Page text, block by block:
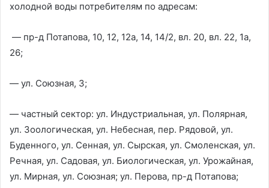
холодной воды потребителям по адресам:
— пр-д Потапова, 10, 12, 12а, 14, 14/2, вл. 20, вл. 22, 1а,
26;
— ул. Союзная, 3;
— частный сектор: ул. Индустриальная, ул. Полярная,
ул. Зоологическая, ул. Небесная, пер. Рядовой, ул.
Буденного, ул. Сенная, ул. Сырская, ул. Смоленская, ул.
Речная, ул. Садовая, ул. Биологическая, ул. Урожайная,
ул. Мирная, ул. Союзная; ул. Перова, пр-д Потапова;